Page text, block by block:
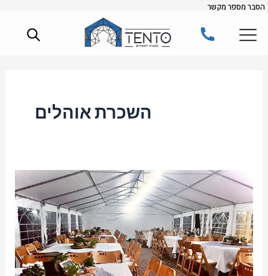
דילוג
לתוכן
הסבר מספר מקשר
השכרת אוהלים
אוהלים
לאירועים:
הפתרון
האלגנטי
והנוח
לאירועי